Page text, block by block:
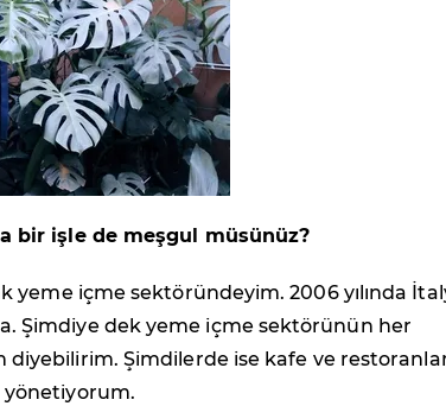
bir işle de meşgul müsünüz?
yeme içme sektöründeyim. 2006 yılında
Şimdiye dek yeme içme sektörünün her
diyebilirim. Şimdilerde ise kafe ve
yönetiyorum.